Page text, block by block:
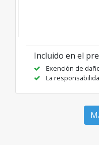
Incluido en el
Exención de
La